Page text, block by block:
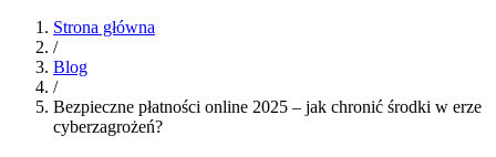
Strona główna
/
Blog
/
Bezpieczne płatności online 2025 – jak chronić środki w erze
cyberzagrożeń?